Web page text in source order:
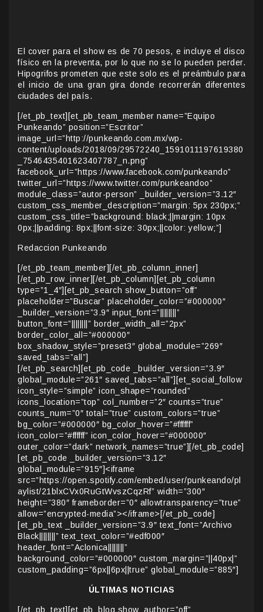
El cover para el show es de 70 pesos, e incluye el disco
físico en la preventa, por lo que no se lo pueden perder.
Hipogrifos prometen que este solo es el preámbulo para
el inicio de una gran gira donde recorrerán diferentes
ciudades del país.
[/et_pb_text][et_pb_team_member name=”Equipo
Punkeando” position=”Escritor”
image_url=”http://punkeando.com.mx/wp-
content/uploads/2018/09/29572240_1591011197619380
_7546435401623407787_n.png”
facebook_url=”https://www.facebook.com/punkeando”
twitter_url=”https://www.twitter.com/punkeandoo”
module_class=”autor-person” _builder_version=”3.12″
custom_css_member_description=”margin: 5px 230px;”
custom_css_title=”background: black;||margin: 10px
0px;||padding: 8px;||font-size: 30px;||color: yellow;”]
Redaccion Punkeando
[/et_pb_team_member][/et_pb_column_inner]
[/et_pb_row_inner][/et_pb_column][et_pb_column
type=”1_4″][et_pb_search show_button=”off”
placeholder=”Buscar” placeholder_color=”#000000″
_builder_version=”3.9″ input_font=”||||||||”
button_font=”||||||||” border_width_all=”2px”
border_color_all=”#000000″
box_shadow_style=”preset3″ global_module=”269″
saved_tabs=”all”]
[/et_pb_search][et_pb_code _builder_version=”3.9″
global_module=”261″ saved_tabs=”all”][et_social_follow
icon_style=”simple” icon_shape=”rounded”
icons_location=”top” col_number=”2″ counts=”true”
counts_num=”0″ total=”true” custom_colors=”true”
bg_color=”#000000″ bg_color_hover=”#ffffff”
icon_color=”#ffffff” icon_color_hover=”#000000″
outer_color=”dark” network_names=”true”][/et_pb_code]
[et_pb_code _builder_version=”3.12″
global_module=”915″]<iframe
src=”https://open.spotify.com/embed/user/punkeando/pl
aylist/21blxCVx0RuGtWvszCqzRf” width=”300″
height=”380″ frameborder=”0″ allowtransparency=”true”
allow=”encrypted-media”></iframe>[/et_pb_code]
[et_pb_text _builder_version=”3.9″ text_font=”Archivo
Black||||||||” text_text_color=”#edf000″
header_font=”Aclonica||||||||”
background_color=”#000000″ custom_margin=”||40px|”
custom_padding=”6px||6px||true” global_module=”885″]
ÚLTIMAS NOTICIAS
[/et_pb_text][et_pb_blog show_author=”off”